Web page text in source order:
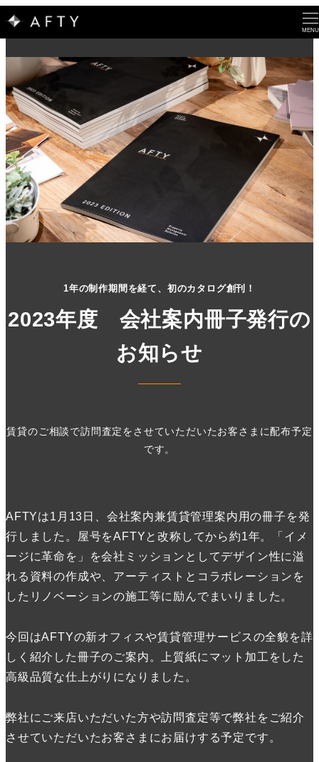
MENU
1年の制作期間を経て、初のカタログ創刊！
2023年度 会社案内冊子発行の
お知らせ
賃貸のご相談で訪問査定をさせていただいたお客さまに配布予定
です。
AFTYは1月13日、会社案内兼賃貸管理案内用の冊子を発
行しました。屋号をAFTYと改称してから約1年。「イメ
ージに革命を」を会社ミッションとしてデザイン性に溢
れる資料の作成や、アーティストとコラボレーションを
したリノベーションの施工等に励んでまいりました。
今回はAFTYの新オフィスや賃貸管理サービスの全貌を詳
しく紹介した冊子のご案内。上質紙にマット加工をした
高級品質な仕上がりになりました。
弊社にご来店いただいた方や訪問査定等で弊社をご紹介
させていただいたお客さまにお届けする予定です。